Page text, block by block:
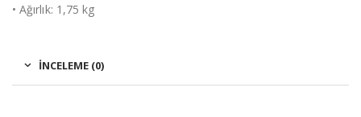
• Ağırlık: 1,75 kg
İNCELEME (0)